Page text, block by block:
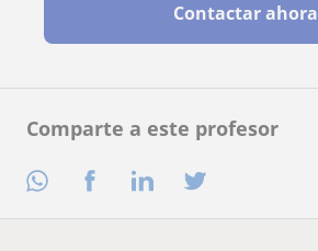
Comparte a este profesor
Contactar ahora